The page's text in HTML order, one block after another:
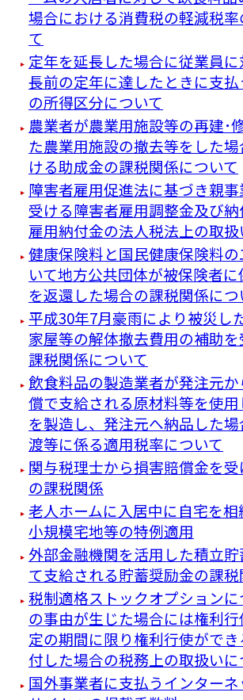
場合における消費税の軽減税
て
定年を延長した場合に従業員
長前の定年に達したときに支
の所得区分について
農業者が農業用施設等の再建･
た農業用施設の撤去等をした
ける助成金の課税関係について
障害者雇用促進法に基づき親
受ける障害者雇用調整金及び
雇用納付金の法人税法上の取扱
健康保険料と国民健康保険料
いて地方公共団体が被保険者
を返還した場合の課税関係につ
平成30年7月豪雨により被災し
家屋等の解体撤去費用の補助
課税関係について
飲食料品の製造業者が発注元
償で支給される原材料等を使
を製造し、発注元へ納品した
渡等に係る適用税率について
関与税理士から損害賠償金を
の課税関係
老人ホームに入居中に自宅を
小規模宅地等の特例適用
外部金融機関を活用した積立
て支給される貯蓄奨励金の課
税制適格ストックオプション
の事由が生じた場合には権利
定の期間に限り権利行使がで
付した場合の税務上の取扱いに
国外事業者に支払うインター